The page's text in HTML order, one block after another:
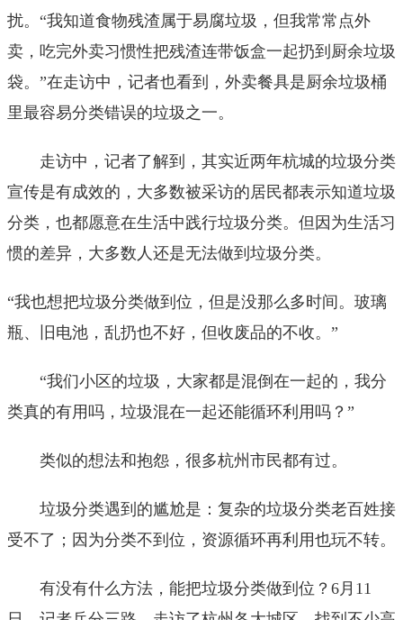
扰。“我知道食物残渣属于易腐垃圾，但我常常点外
卖，吃完外卖习惯性把残渣连带饭盒一起扔到厨余垃圾
袋。”在走访中，记者也看到，外卖餐具是厨余垃圾桶
里最容易分类错误的垃圾之一。
走访中，记者了解到，其实近两年杭城的垃圾分类
宣传是有成效的，大多数被采访的居民都表示知道垃圾
分类，也都愿意在生活中践行垃圾分类。但因为生活习
惯的差异，大多数人还是无法做到垃圾分类。
“我也想把垃圾分类做到位，但是没那么多时间。玻璃
瓶、旧电池，乱扔也不好，但收废品的不收。”
“我们小区的垃圾，大家都是混倒在一起的，我分
类真的有用吗，垃圾混在一起还能循环利用吗？”
类似的想法和抱怨，很多杭州市民都有过。
垃圾分类遇到的尴尬是：复杂的垃圾分类老百姓接
受不了；因为分类不到位，资源循环再利用也玩不转。
有没有什么方法，能把垃圾分类做到位？6月11